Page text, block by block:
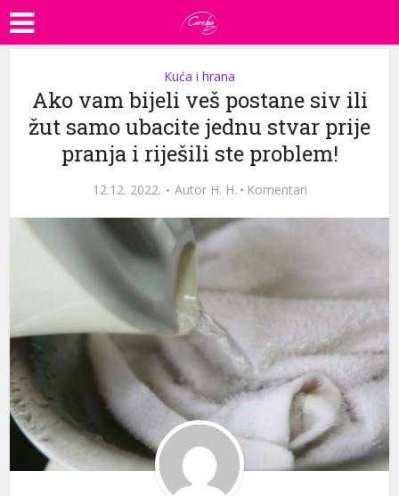
Kuća i hrana
Ako vam bijeli veš postane siv ili
žut samo ubacite jednu stvar prije
pranja i riješili ste problem!
12.12. 2022. Autor H. H. · Komentari